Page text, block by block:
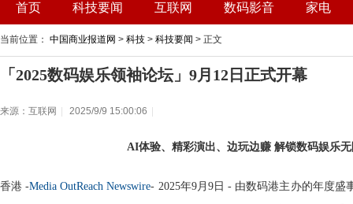
首页 科技要闻 互联网 数码影音 家电
当前位置： 中国商业报道网 > 科技 > 科技要闻 > 正文
「2025数码娱乐领袖论坛」9月12日正式开幕
来源：互联网 2025/9/9 15:00:06
AI体验、精彩演出、边玩边赚 解锁数码娱乐
香港 -Media OutReach Newswire- 2025年9月9日 - 由数码港主办的年度盛